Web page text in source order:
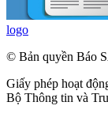
logo
© Bản quyền Báo
Giấy phép hoạt
Bộ Thông tin và